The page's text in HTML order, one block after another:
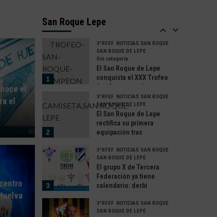
se estrena con
en un amistoso
y la expulsión
el
el
San Roque Lepe
5
Roque de Lepe tras su
filial
1
3ªRFEF NOTICIAS SAN ROQUE
SAN ROQUE DE LEPE
Sin categoría
El San Roque de Lepe
conquista el XXX Trofeo
San Roque tras imponerse
al Ayamonte y al Isla
Cristina
2
3ªRFEF NOTICIAS SAN ROQUE
SAN ROQUE DE LEPE
El San Roque de Lepe
rectifica su primera
equipación tras
de fabricación con los
nombres de los abonados
3
3ªRFEF NOTICIAS SAN ROQUE
SAN ROQUE DE LEPE
El grupo X de Tercera
Federación ya tiene
calendario: derbi
jornada
3ªRFEF NOTICIAS SAN ROQUE
SAN ROQUE DE LEPE